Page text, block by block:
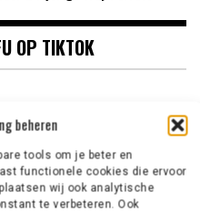
beheren
tools om je beter en
functionele cookies die ervoor
wij ook analytische
te verbeteren. Ook
OP TIKTOK